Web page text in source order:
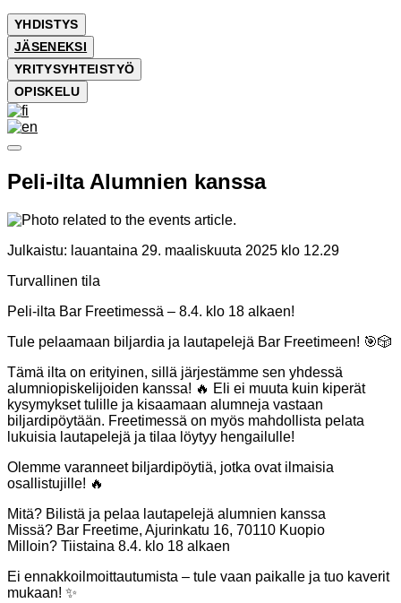
YHDISTYS
JÄSENEKSI
YRITYSYHTEISTYÖ
OPISKELU
Peli-ilta Alumnien kanssa
Julkaistu: lauantaina 29. maaliskuuta 2025 klo 12.29
Turvallinen tila
Peli-ilta Bar Freetimessä – 8.4. klo 18 alkaen!
Tule pelaamaan biljardia ja lautapelejä Bar Freetimeen! 🎯🎲
Tämä ilta on erityinen, sillä järjestämme sen yhdessä
alumniopiskelijoiden kanssa! 🔥 Eli ei muuta kuin kiperät
kysymykset tulille ja kisaamaan alumneja vastaan
biljardipöytään. Freetimessä on myös mahdollista pelata
lukuisia lautapelejä ja tilaa löytyy hengailulle!
Olemme varanneet biljardipöytiä, jotka ovat ilmaisia
osallistujille! 🔥
Mitä? Bilistä ja pelaa lautapelejä alumnien kanssa
Missä? Bar Freetime, Ajurinkatu 16, 70110 Kuopio
Milloin? Tiistaina 8.4. klo 18 alkaen
Ei ennakkoilmoittautumista – tule vaan paikalle ja tuo kaverit
mukaan! ✨